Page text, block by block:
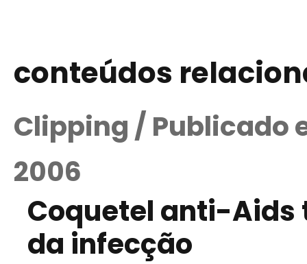
conteúdos
Clipping / Publicado
2006
Coquetel anti-Aids
da infecção